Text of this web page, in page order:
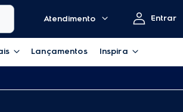
Atendimento
Entrar
Lançamentos Inspira